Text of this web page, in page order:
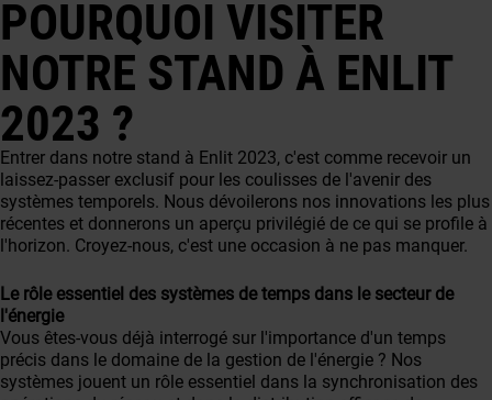
POURQUOI VISITER
NOTRE STAND À ENLIT
2023 ?
Entrer dans notre stand à Enlit 2023, c'est comme recevoir un
laissez-passer exclusif pour les coulisses de l'avenir des
systèmes temporels. Nous dévoilerons nos innovations les plus
récentes et donnerons un aperçu privilégié de ce qui se profile à
l'horizon. Croyez-nous, c'est une occasion à ne pas manquer.
Le rôle essentiel des systèmes de temps dans le secteur de
l'énergie
Vous êtes-vous déjà interrogé sur l'importance d'un temps
précis dans le domaine de la gestion de l'énergie ? Nos
systèmes jouent un rôle essentiel dans la synchronisation des